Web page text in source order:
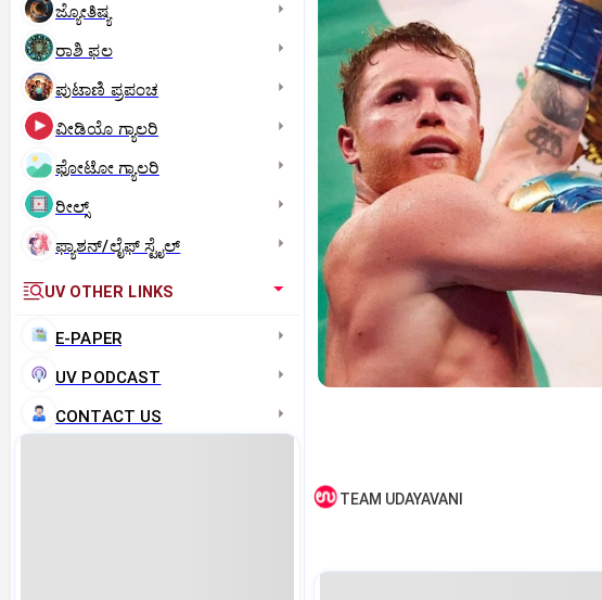
ಜ್ಯೋತಿಷ್ಯ
ರಾಶಿ ಫಲ
ಪುಟಾಣಿ ಪ್ರಪಂಚ
ವೀಡಿಯೊ ಗ್ಯಾಲರಿ
ಫೋಟೋ ಗ್ಯಾಲರಿ
ರೀಲ್ಸ್
ಫ್ಯಾಶನ್/ಲೈಫ್‌ ಸ್ಟೈಲ್
UV OTHER LINKS
E-PAPER
UV PODCAST
CONTACT US
TEAM UDAYAVANI